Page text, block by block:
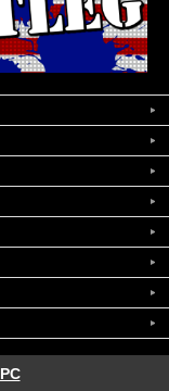
PC